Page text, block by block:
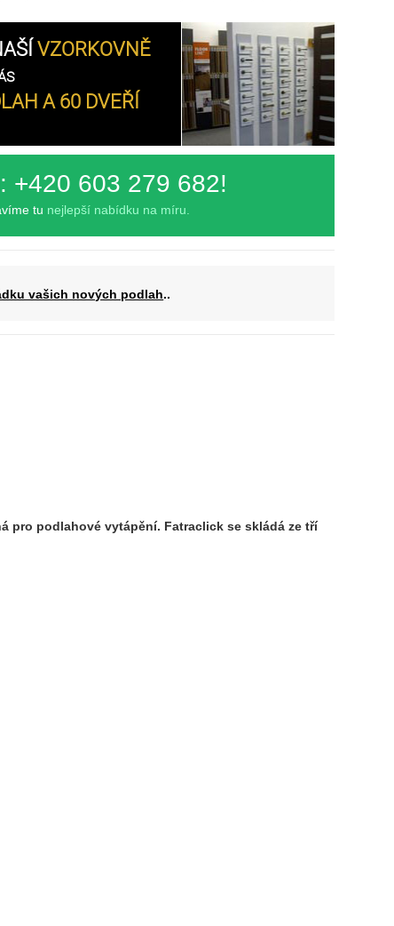
VZORKOVNĚ
A 60 DVEŘÍ
+420 603 279 682!
tu nejlepší nabídku na míru.
vašich nových podlah..
pro podlahové vytápění. Fatraclick se skládá ze tří